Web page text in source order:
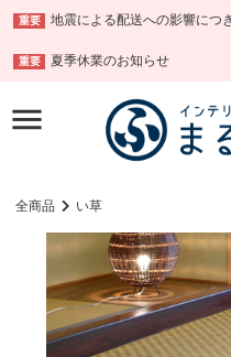
重要 地震による配送への影響につ
重要 夏季休業のお知らせ
全商品 い草